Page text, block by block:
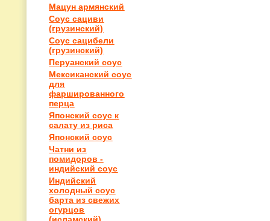
Мацун армянский
Соус сациви
(грузинский)
Соус сацибели
(грузинский)
Перуанский соус
Мексиканский соус
для
фаршированного
перца
Японский соус к
салату из риса
Японский соус
Чатни из
помидоров -
индийский соус
Индийский
холодный соус
барта из свежих
огурцов